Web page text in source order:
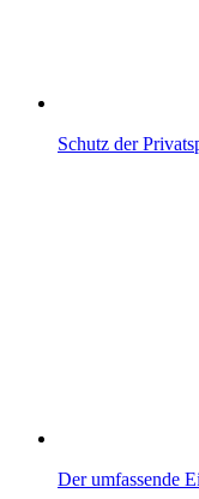
Schutz der
Der umfassende